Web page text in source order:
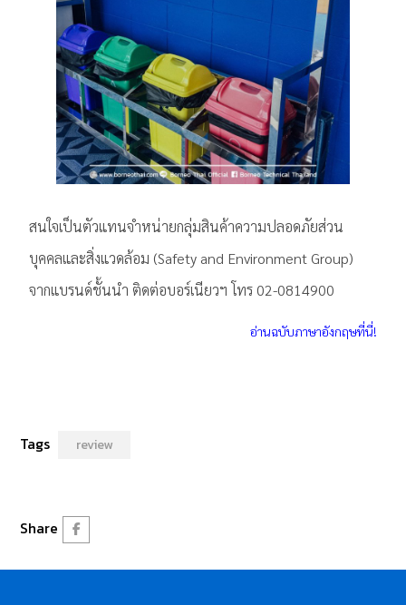
สนใจเป็นตัวแทนจำหน่ายกลุ่มสินค้าความปลอดภัยส่วน
บุคคลและสิ่งแวดล้อม (Safety and Environment Group)
จากแบรนด์ชั้นนำ ติดต่อบอร์เนียวฯ โทร 02-0814900
อ่านฉบับภาษาอังกฤษที่นี่!
Tags review
Share